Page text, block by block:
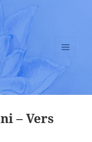
UND
WIDGETS
– Vers